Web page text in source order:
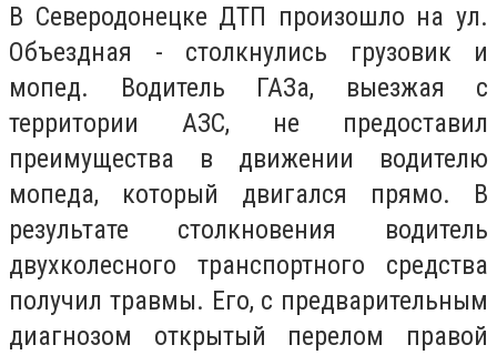
В Северодонецке ДТП произошло на ул.
Объездная - столкнулись грузовик и
мопед. Водитель ГАЗа, выезжая с
территории АЗС, не предоставил
преимущества в движении водителю
мопеда, который двигался прямо. В
результате столкновения водитель
двухколесного транспортного средства
получил травмы. Его, с предварительным
диагнозом открытый перелом правой